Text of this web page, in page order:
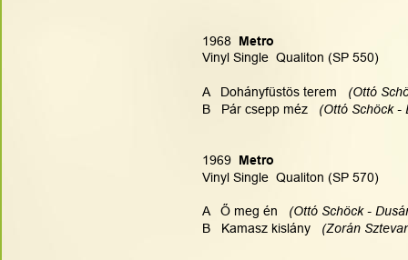
1968 Metro
Vinyl Single  Qualiton (SP 550)
A   Dohányfüstös terem
(Ottó
B   Pár csepp méz (Ottó Schöck -
1969 Metro
Vinyl Single  Qualiton (SP 570)
A   Ő meg én (Ottó Schöck -
B   Kamasz kislány (Zorán